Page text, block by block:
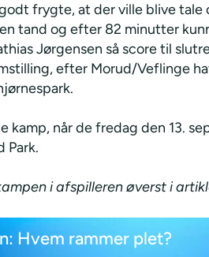
frygte, at der ville blive tale
tand og efter 82 minutter
Jørgensen så score til
efter Morud/Veflinge
kamp, når de fredag den 13.
Park.
i afspilleren øverst i
Hvem rammer plet?